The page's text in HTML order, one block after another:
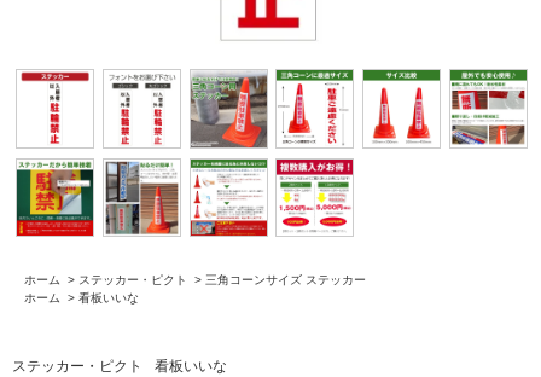
ホーム > ステッカー・ピクト > 三角コーンサイズ ステッカー
ホーム
> 看板いいな
ステッカー・ピクト 看板いいな